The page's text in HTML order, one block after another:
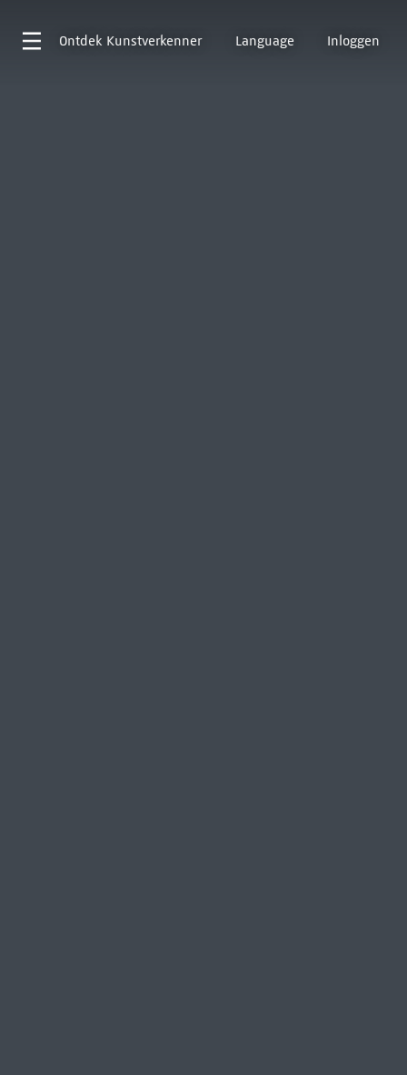
Ontdek Kunstverkenner Language Inloggen